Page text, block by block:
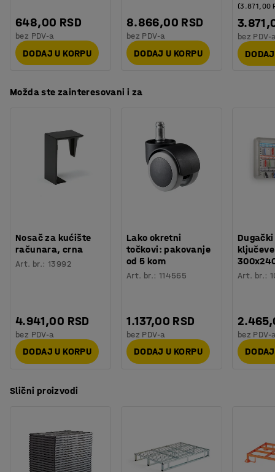
648,00 RSD
bez PDV-a
DODAJ U KORPU
8.866,00 RSD
bez PDV-a
DODAJ U KORPU
(3.871,00
bez PDV-
Možda ste zainteresovani i za
Nosač za kućište
računara, crna
Art. br.:13992
4.941,00 RSD
bez PDV-a
DODAJ U KORPU
Lako okretni
točkovi: pakovanje
od 5 kom
Art. br.: 114565
1.137,00 RSD
bez PDV-a
DODAJ U KORPU
Art. br.:
bez PDV-
Slični proizvodi